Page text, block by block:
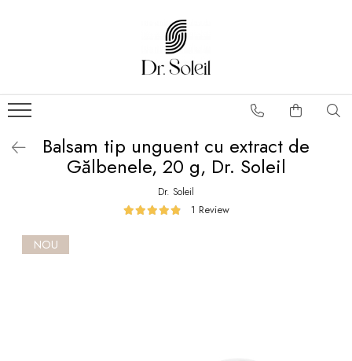
Balsam tip unguent cu extract de
Gălbenele, 20 g, Dr. Soleil
Dr. Soleil
1 Review
NOU